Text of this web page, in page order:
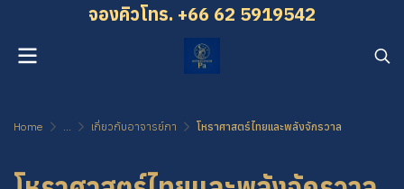
จองคิว โทร. +66 62 5919542
Home ... เกี่ยวกับอาจารย์ภา โหราศาสตร์ไทยและพลังจักรวาล